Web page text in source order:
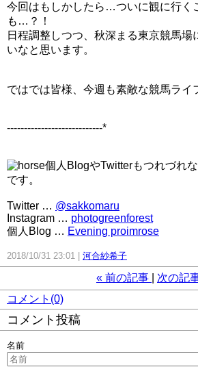
今回はもしかしたら…ついに観に行く
も…？！
日程調整しつつ、秋深まる東京競馬場
いなと思います。
ではでは皆様、今週も素敵な競馬ライ
----------------------------*
個人BlogやTwitterもつれづれ
です。
Twitter … @sakkomaru
Instagram … photogreenforest
個人Blog … Evening proimrose
2018/10/31 23:01 河合紗希子
« 前の記事 次の記
コメント(0)
コメント投稿
名前